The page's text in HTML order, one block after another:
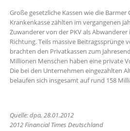
Große gesetzliche Kassen wie die Barmer
Krankenkasse zählten im vergangenen
Zuwanderer von der PKV als
Richtung. Teils massive Beitragssprünge
brachten den Privatkassen zum
Millionen Menschen haben eine private
Die bei den Unternehmen eingezahlten
belaufen sich insgesamt auf rund 158
Quelle: dpa, 28.01.2012
2012 Financial Times Deutschland